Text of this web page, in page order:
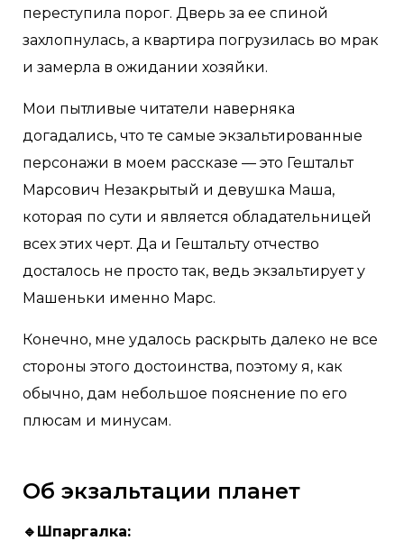
переступила порог. Дверь за ее спиной
захлопнулась, а квартира погрузилась во мрак
и замерла в ожидании хозяйки.
Мои пытливые читатели наверняка
догадались, что те самые экзальтированные
персонажи в моем рассказе — это Гештальт
Марсович Незакрытый и девушка Маша,
которая по сути и является обладательницей
всех этих черт. Да и Гештальту отчество
досталось не просто так, ведь экзальтирует у
Машеньки именно Марс.
Конечно, мне удалось раскрыть далеко не все
стороны этого достоинства, поэтому я, как
обычно, дам небольшое пояснение по его
плюсам и минусам.
Об экзальтации планет
🔹Шпаргалка: